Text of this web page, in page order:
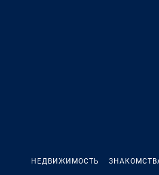
НЕДВИЖИМОСТЬ